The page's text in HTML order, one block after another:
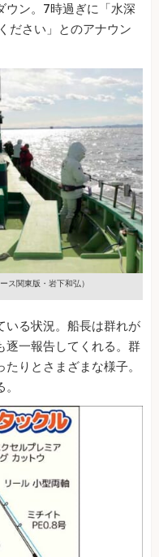
ウン。7時過ぎに「水深
ださい」とのアナウン
ス関東版・岩下和弘）
いる状況。船長は群れが
逐一報告してくれる。群
りとさまざまな様子。